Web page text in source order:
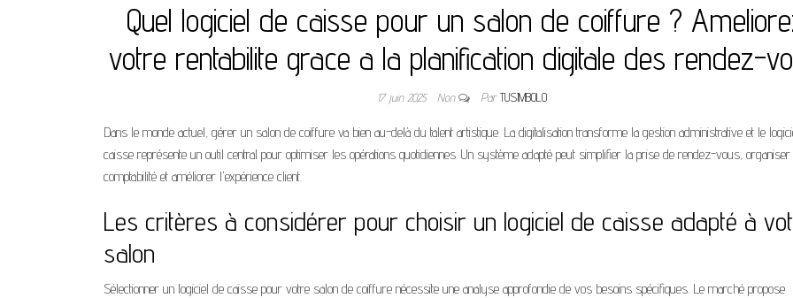
Quel logiciel de caisse pour un salon de coiffure ?
votre rentabilite grace a la planification digitale des rendez-
17 juin 2025 Non ParTUSIMBOLO
Dans le monde actuel, gérer un salon de coiffure va bien au-delà du talent artistique. La digitalisation transforme la gestion administrative et le
caisse représente un outil central pour optimiser les opérations quotidiennes. Un système adapté peut simplifier la prise de rendez-vous,
comptabilité et améliorer l'expérience client.
Les critères à considérer pour choisir un logiciel de caisse adapté à
salon
Sélectionner un logiciel de caisse pour votre salon de coiffure nécessite une analyse approfondie de vos besoins spécifiques. Le marché propose